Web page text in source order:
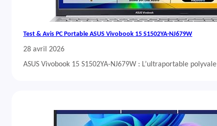
Test & Avis PC Portable ASUS Vivobook 15 S1502YA-NJ679W
28 avril 2026
ASUS Vivobook 15 S1502YA-NJ679W : L’ultraportable